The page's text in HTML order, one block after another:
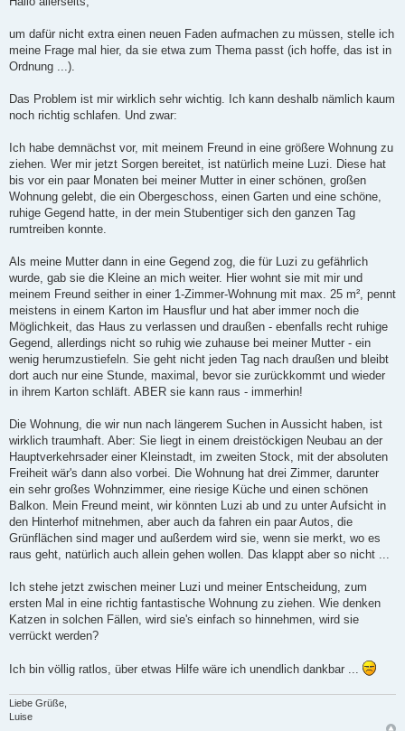
i
r
a
g
um dafür nicht extra einen neuen Faden aufmachen zu müssen, stelle ich
meine Frage mal hier, da sie etwa zum Thema passt (ich hoffe, das ist in
Ordnung ...).
Das Problem ist mir wirklich sehr wichtig. Ich kann deshalb nämlich kaum
noch richtig schlafen. Und zwar:
Ich habe demnächst vor, mit meinem Freund in eine größere Wohnung zu
ziehen. Wer mir jetzt Sorgen bereitet, ist natürlich meine Luzi. Diese hat
bis vor ein paar Monaten bei meiner Mutter in einer schönen, großen
Wohnung gelebt, die ein Obergeschoss, einen Garten und eine schöne,
ruhige Gegend hatte, in der mein Stubentiger sich den ganzen Tag
rumtreiben konnte.
Als meine Mutter dann in eine Gegend zog, die für Luzi zu gefährlich
wurde, gab sie die Kleine an mich weiter. Hier wohnt sie mit mir und
meinem Freund seither in einer 1-Zimmer-Wohnung mit max. 25 m², pennt
meistens in einem Karton im Hausflur und hat aber immer noch die
Möglichkeit, das Haus zu verlassen und draußen - ebenfalls recht ruhige
Gegend, allerdings nicht so ruhig wie zuhause bei meiner Mutter - ein
wenig herumzustiefeln. Sie geht nicht jeden Tag nach draußen und bleibt
dort auch nur eine Stunde, maximal, bevor sie zurückkommt und wieder
in ihrem Karton schläft. ABER sie kann raus - immerhin!
Die Wohnung, die wir nun nach längerem Suchen in Aussicht haben, ist
wirklich traumhaft. Aber: Sie liegt in einem dreistöckigen Neubau an der
Hauptverkehrsader einer Kleinstadt, im zweiten Stock, mit der absoluten
Freiheit wär's dann also vorbei. Die Wohnung hat drei Zimmer, darunter
ein sehr großes Wohnzimmer, eine riesige Küche und einen schönen
Balkon. Mein Freund meint, wir könnten Luzi ab und zu unter Aufsicht in
den Hinterhof mitnehmen, aber auch da fahren ein paar Autos, die
Grünflächen sind mager und außerdem wird sie, wenn sie merkt, wo es
raus geht, natürlich auch allein gehen wollen. Das klappt aber so nicht ...
Ich stehe jetzt zwischen meiner Luzi und meiner Entscheidung, zum
ersten Mal in eine richtig fantastische Wohnung zu ziehen. Wie denken
Katzen in solchen Fällen, wird sie's einfach so hinnehmen, wird sie
verrückt werden?
Ich bin völlig ratlos, über etwas Hilfe wäre ich unendlich dankbar ...
Liebe Grüße,
Luise